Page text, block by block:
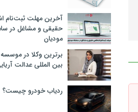
آخرین مهلت ثبت‌نام
حقیقی و مشاغل در
مودیان
برترین وکلا در
بین المللی عدالت
ردیاب خودرو چیست؟